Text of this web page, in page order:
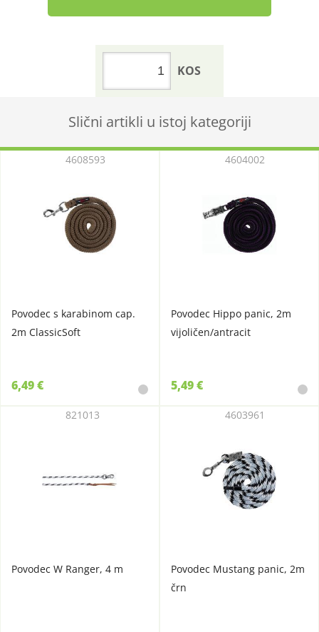
KOS
Slični artikli u istoj kategoriji
Povodec s karabinom cap.
2m ClassicSoft
4608593
6,49 €
Povodec Hippo panic, 2m
vijoličen/antracit
4604002
5,49 €
Povodec W Ranger, 4 m
821013
Povodec Mustang panic, 2m
črn
4603961